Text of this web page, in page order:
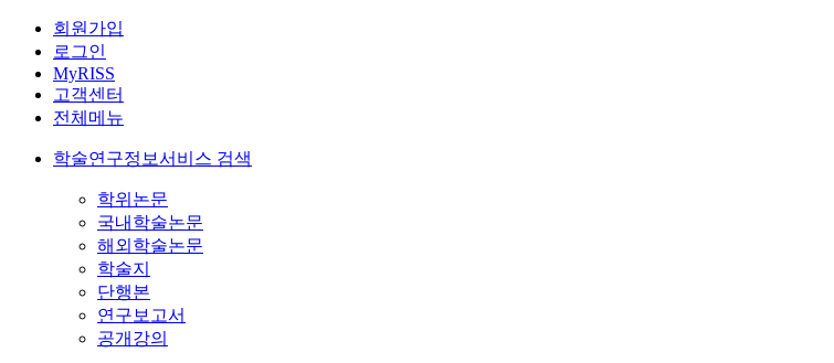
회원가입
로그인
MyRISS
고객센터
전체메뉴
학술연구정보서비스 검색
학위논문
국내학술논문
해외학술논문
학술지
단행본
연구보고서
공개강의